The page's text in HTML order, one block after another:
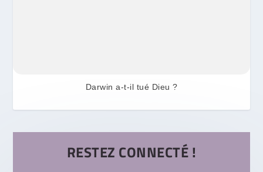
Darwin a-t-il tué Dieu ?
RESTEZ CONNECTÉ !